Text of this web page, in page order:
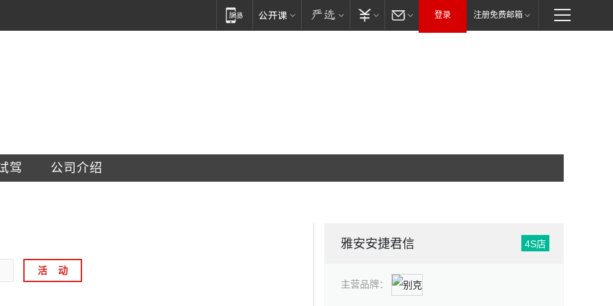
登录 注册免费邮箱
驾 公司介绍
活    动
雅安安捷君信 4S店
主营品牌：